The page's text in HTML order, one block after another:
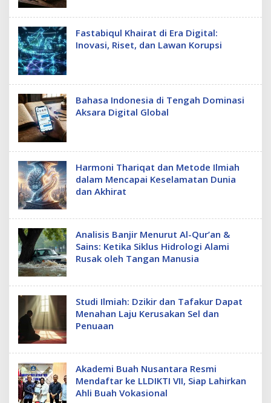
Fastabiqul Khairat di Era Digital:
Inovasi, Riset, dan Lawan Korupsi
Bahasa Indonesia di Tengah Dominasi
Aksara Digital Global
Harmoni Thariqat dan Metode Ilmiah
dalam Mencapai Keselamatan Dunia
dan Akhirat
Analisis Banjir Menurut Al-Qur’an &
Sains: Ketika Siklus Hidrologi Alami
Rusak oleh Tangan Manusia
Studi Ilmiah: Dzikir dan Tafakur Dapat
Menahan Laju Kerusakan Sel dan
Penuaan
Akademi Buah Nusantara Resmi
Mendaftar ke LLDIKTI VII, Siap Lahirkan
Ahli Buah Vokasional